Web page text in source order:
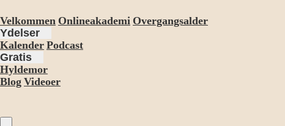
Velkommen Onlineakademi Overgangsalder
Ydelser
Kalender Podcast
Gratis
Hyldemor
Blog Videoer